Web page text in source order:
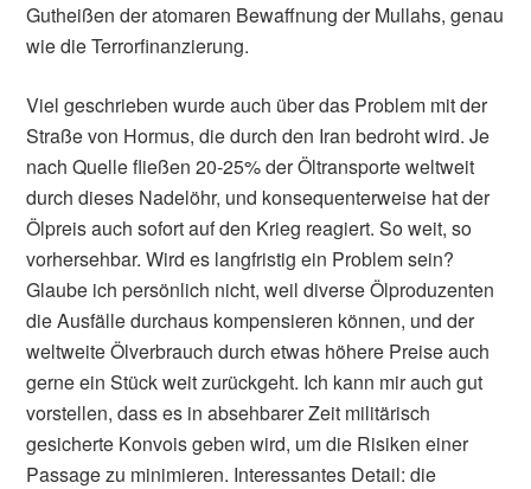
Gutheißen der atomaren Bewaffnung der Mullahs, genau
wie die Terrorfinanzierung.
Viel geschrieben wurde auch über das Problem mit der
Straße von Hormus, die durch den Iran bedroht wird. Je
nach Quelle fließen 20-25% der Öltransporte weltweit
durch dieses Nadelöhr, und konsequenterweise hat der
Ölpreis auch sofort auf den Krieg reagiert. So weit, so
vorhersehbar. Wird es langfristig ein Problem sein?
Glaube ich persönlich nicht, weil diverse Ölproduzenten
die Ausfälle durchaus kompensieren können, und der
weltweite Ölverbrauch durch etwas höhere Preise auch
gerne ein Stück weit zurückgeht. Ich kann mir auch gut
vorstellen, dass es in absehbarer Zeit militärisch
gesicherte Konvois geben wird, um die Risiken einer
Passage zu minimieren. Interessantes Detail: die